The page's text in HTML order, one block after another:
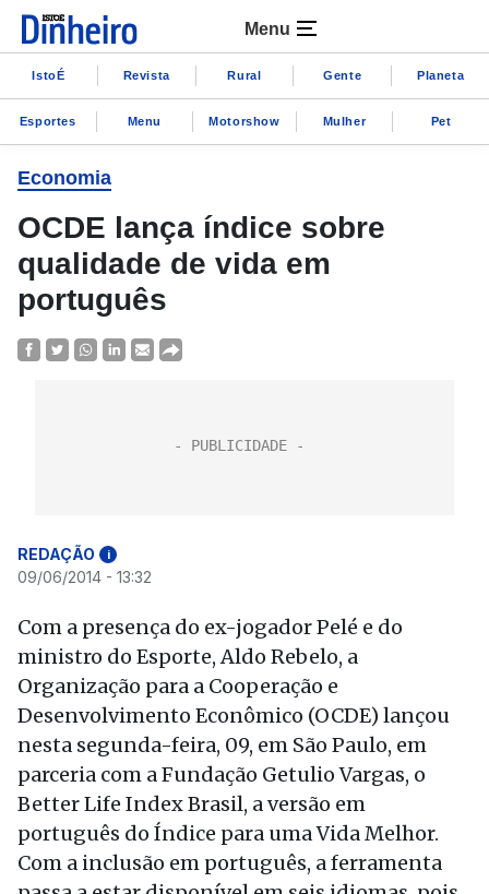
Menu
IstoÉ Revista Rural Gente Planeta
Esportes Menu Motorshow Mulher Pet
Economia
OCDE lança índice sobre
qualidade de vida em
português
REDAÇÃO i
09/06/2014 - 13:32
Com a presença do ex-jogador Pelé e do
ministro do Esporte, Aldo Rebelo, a
Organização para a Cooperação e
Desenvolvimento Econômico (OCDE) lançou
nesta segunda-feira, 09, em São Paulo, em
parceria com a Fundação Getulio Vargas, o
Better Life Index Brasil, a versão em
português do Índice para uma Vida Melhor.
Com a inclusão em português, a ferramenta